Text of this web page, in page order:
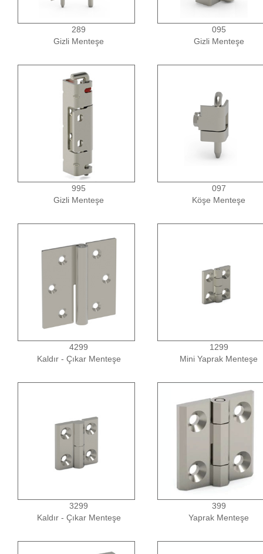
289
Gizli Menteşe
095
Gizli Menteşe
995
Gizli Menteşe
097
Köşe Menteşe
4299
Kaldır - Çıkar Menteşe
1299
Mini Yaprak Menteşe
3299
Kaldır - Çıkar Menteşe
399
Yaprak Menteşe